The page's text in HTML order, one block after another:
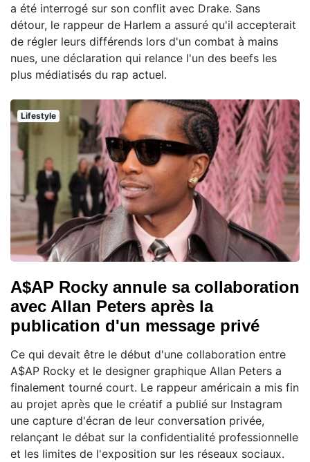
a été interrogé sur son conflit avec Drake. Sans
détour, le rappeur de Harlem a assuré qu'il accepterait
de régler leurs différends lors d'un combat à mains
nues, une déclaration qui relance l'un des beefs les
plus médiatisés du rap actuel.
Lifestyle
A$AP Rocky annule sa collaboration
avec Allan Peters après la
publication d'un message privé
Ce qui devait être le début d'une collaboration entre
A$AP Rocky et le designer graphique Allan Peters a
finalement tourné court. Le rappeur américain a mis fin
au projet après que le créatif a publié sur Instagram
une capture d'écran de leur conversation privée,
relançant le débat sur la confidentialité professionnelle
et les limites de l'exposition sur les réseaux sociaux.